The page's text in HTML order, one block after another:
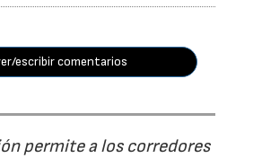
escribir comentarios
permite a los corredores